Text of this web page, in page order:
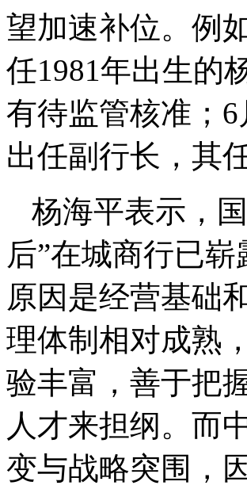
望加速补位。例
任1981年出生的
有待监管核准；
出任副行长，其
杨海平表示，
后”在城商行已
原因是经营基础
理体制相对成熟
验丰富，善于把
人才来担纲。而
变与战略突围，